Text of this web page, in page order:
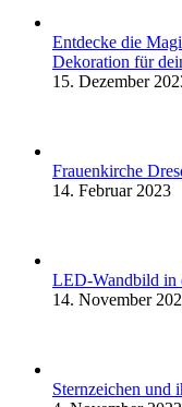
Entdecke die
Dekoration für
15. Dezember
Frauenkirche
14. Februar 2023
LED-Wandbild in
14. November
Sternzeichen und